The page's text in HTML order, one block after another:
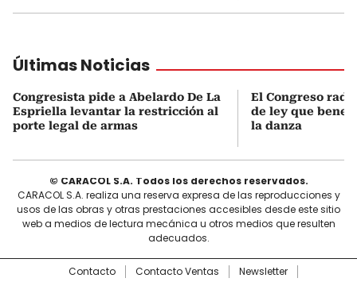
Últimas Noticias
Congresista pide a Abelardo De La
Espriella levantar la restricción al
porte legal de armas
El Congreso
de ley que
la danza
© CARACOL S.A. Todos los derechos reservados.
CARACOL S.A. realiza una reserva expresa de las reproducciones y
usos de las obras y otras prestaciones accesibles desde este sitio
web a medios de lectura mecánica u otros medios que resulten
adecuados.
Contacto Contacto Ventas Newsletter